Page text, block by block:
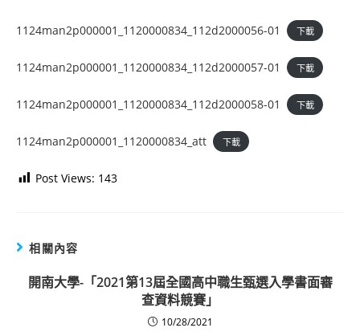
1124man2p000001_1120000834_112d2000056-01 下載
1124man2p000001_1120000834_112d2000057-01 下載
1124man2p000001_1120000834_112d2000058-01 下載
1124man2p000001_1120000834_att 下載
Post Views: 143
相關內容
開南大學-「2021第13屆全國高中職生甄選入學書面審
查資料競賽」
10/28/2021